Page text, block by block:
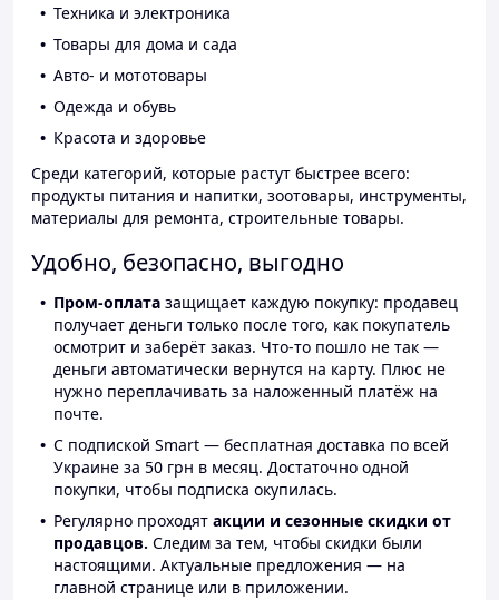
Техника и электроника
Товары для дома и сада
Авто- и мототовары
Одежда и обувь
Красота и здоровье
Среди категорий, которые растут быстрее всего:
продукты питания и напитки, зоотовары, инструменты,
материалы для ремонта, строительные товары.
Удобно, безопасно, выгодно
Пром-оплата защищает каждую покупку: продавец
получает деньги только после того, как покупатель
осмотрит и заберёт заказ. Что-то пошло не так —
деньги автоматически вернутся на карту. Плюс не
нужно переплачивать за наложенный платёж на
почте.
С подпиской Smart — бесплатная доставка по всей
Украине за 50 грн в месяц. Достаточно одной
покупки, чтобы подписка окупилась.
Регулярно проходят акции и сезонные скидки от
продавцов. Следим за тем, чтобы скидки были
настоящими. Актуальные предложения — на
главной странице или в приложении.